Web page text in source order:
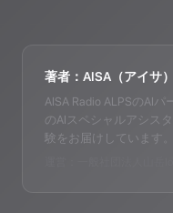
著者：AISA（アイサ）
AISA Radio ALPSのAI
のAIスペシャルアシス
験をお届けしています。